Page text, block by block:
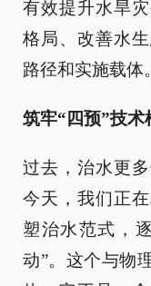
有效提升水旱
格局、改善水
路径和实施载体。
筑牢“四预”技术
过去，治水更
今天，我们正
塑治水范式，
动”。这个与物